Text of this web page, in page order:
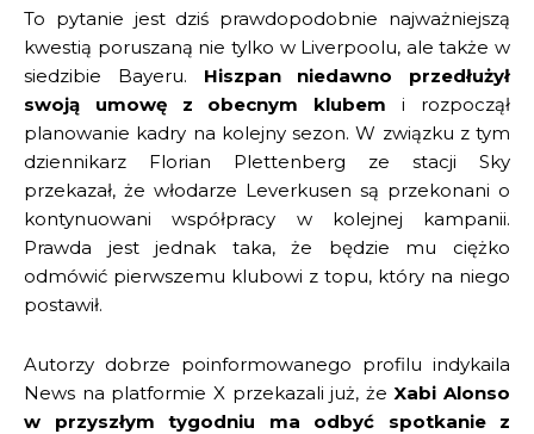
To pytanie jest dziś prawdopodobnie najważniejszą
kwestią poruszaną nie tylko w Liverpoolu, ale także w
siedzibie Bayeru. Hiszpan niedawno przedłużył
swoją umowę z obecnym klubem i rozpoczął
planowanie kadry na kolejny sezon. W związku z tym
dziennikarz Florian Plettenberg ze stacji Sky
przekazał, że włodarze Leverkusen są przekonani o
kontynuowani współpracy w kolejnej kampanii.
Prawda jest jednak taka, że będzie mu ciężko
odmówić pierwszemu klubowi z topu, który na niego
postawił.
Autorzy dobrze poinformowanego profilu indykaila
News na platformie X przekazali już, żeXabi Alonso
w przyszłym tygodniu ma odbyć spotkanie z